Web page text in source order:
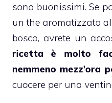
sono buonissimi. Se
un the aromatizzato
bosco, avrete un
ricetta è molto
nemmeno mezz’ora
cuocere per una